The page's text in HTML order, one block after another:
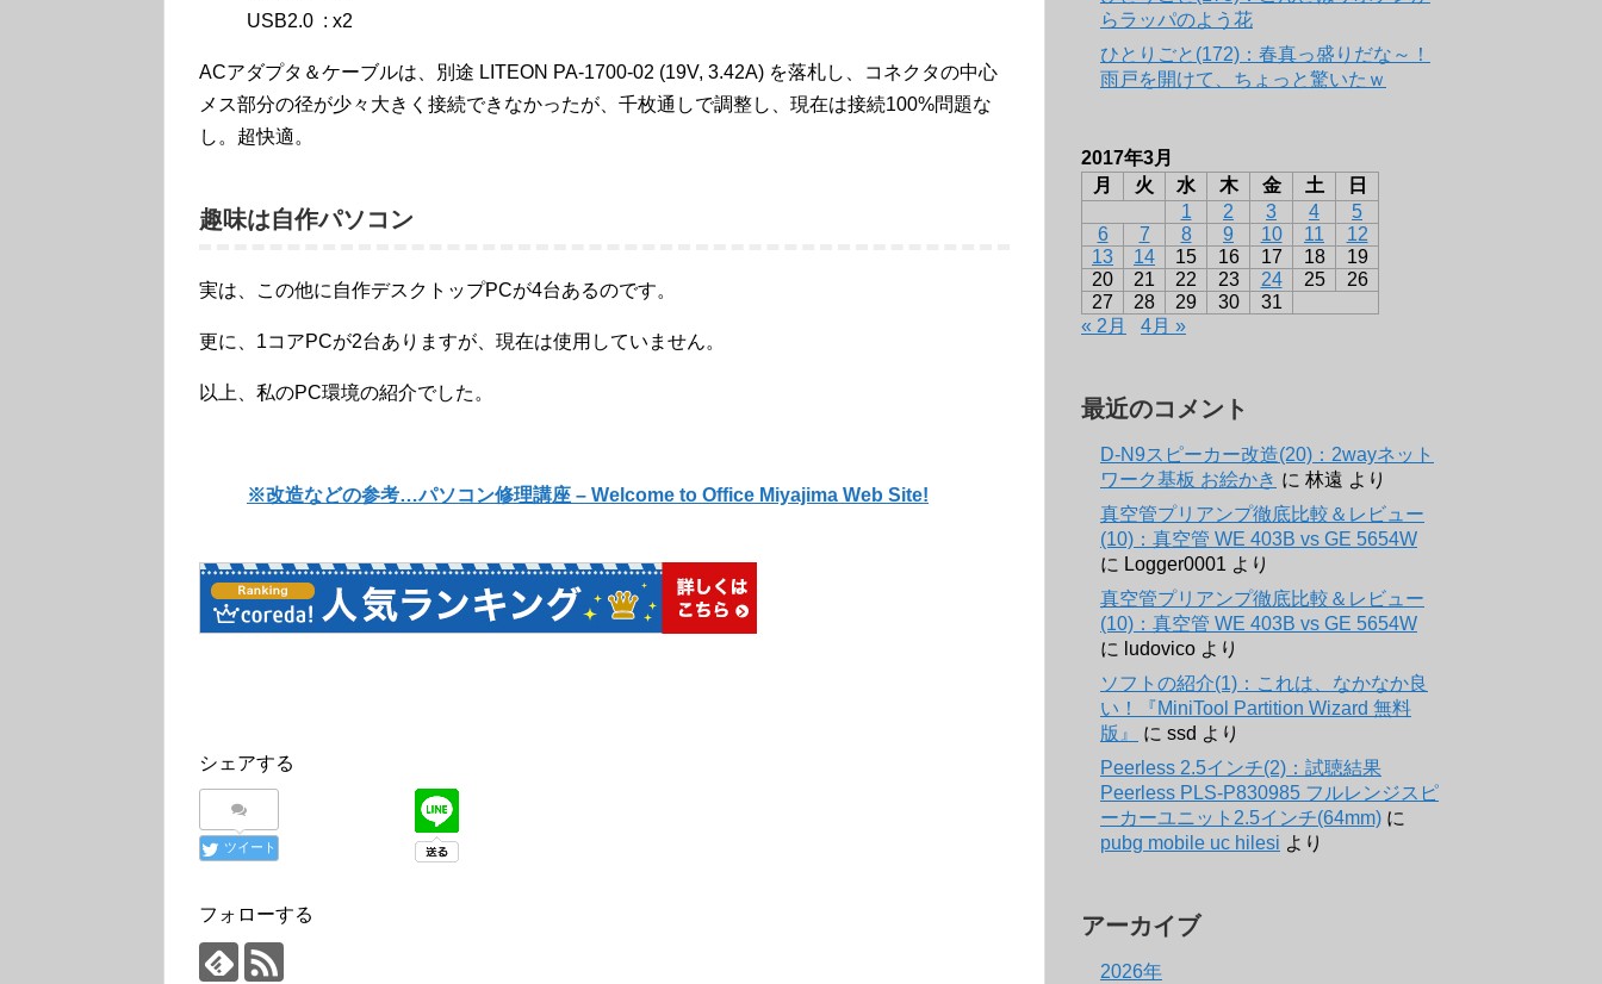
USB2.0 : x2
ACアダプタ＆ケーブルは、別途 LITEON PA-1700-02 (19V, 3.42A) を落札し、コネクタの中心
メス部分の径が少々大きく接続できなかったが、千枚通しで調整し、現在は接続100%問題な
し。超快適。
趣味は自作パソコン
実は、この他に自作デスクトップPCが4台あるのです。
更に、1コアPCが2台ありますが、現在は使用していません。
以上、私のPC環境の紹介でした。
※改造などの参考…パソコン修理講座 – Welcome to Office Miyajima Web Site!
シェアする
ツイート
フォローする
らラッパのよう花
ひとりごと(172)：春真っ盛りだな～！
雨戸を開けて、ちょっと驚いたｗ
2017年3月
月
火 水 木 金 土
日
1
2 3 4
5
6
7 8 9 10 11
12
13
14 15 16 17 18
19
20
21 22 23 24 25
26
27
28 29 30
31
« 2月
4月 »
最近のコメント
D-N9スピーカー改造(20)：2wayネット
ワーク基板 お絵かき に 林遠 より
真空管プリアンプ徹底比較＆レビュー
(10)：真空管 WE 403B vs GE 5654W
に Logger0001 より
真空管プリアンプ徹底比較＆レビュー
(10)：真空管 WE 403B vs GE 5654W
に
ludovico より
ソフトの紹介(1)：これは、なかなか良
い！『MiniTool Partition Wizard 無料
版』
に ssd より
Peerless 2.5インチ(2)：試聴結果
Peerless PLS-P830985 フルレンジスピ
ーカーユニット2.5インチ(64mm) に
pubg mobile uc hilesi より
アーカイブ
2026年